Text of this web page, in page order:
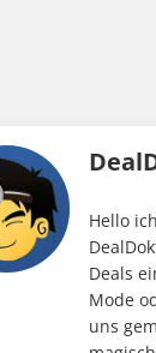
Hello
Deals
Mode
uns